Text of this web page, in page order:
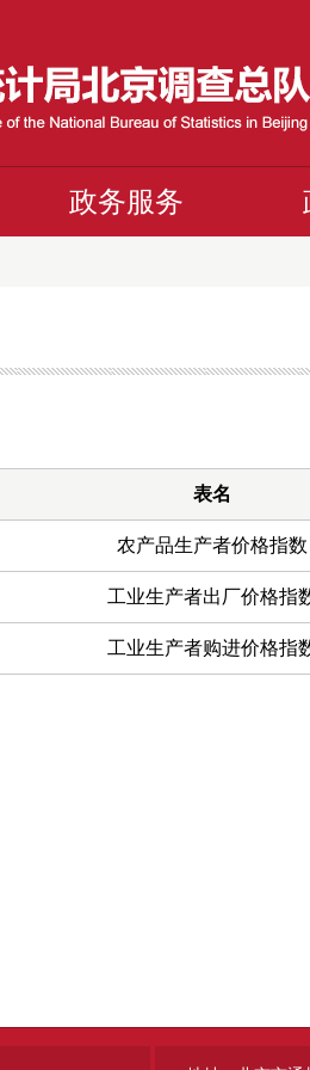
政务服务
表名
农产品生产者价格指数
工业生产者出厂价格指
工业生产者购进价格指